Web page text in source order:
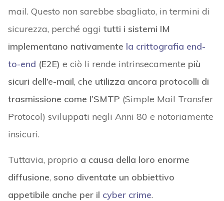
mail. Questo non sarebbe sbagliato, in termini di
sicurezza, perché oggi tutti i sistemi IM
implementano nativamente la crittografia end-
to-end (E2E) e ciò li rende intrinsecamente più
sicuri dell’e-mail, che utilizza ancora protocolli di
trasmissione come l’SMTP (Simple Mail Transfer
Protocol) sviluppati negli Anni 80 e notoriamente
insicuri.
Tuttavia, proprio a causa della loro enorme
diffusione, sono diventate un obbiettivo
appetibile anche per il cyber crime.